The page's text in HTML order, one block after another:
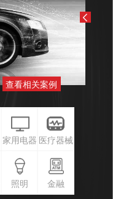
查看相关案例
家用电器 医疗器械
照明 金融